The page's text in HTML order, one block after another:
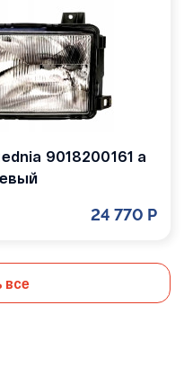
9018200161 a
24 770 Р
все